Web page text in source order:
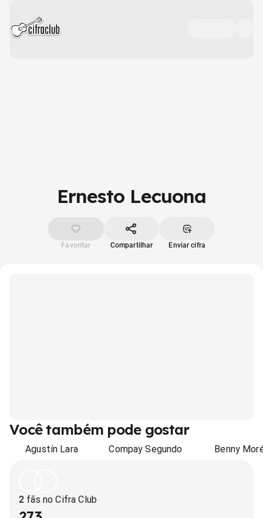
Ernesto Lecuona
Favoritar Compartilhar Enviar cifra
Você também pode gostar
Agustín Lara Compay Segundo Benny
2 fãs no Cifra Club